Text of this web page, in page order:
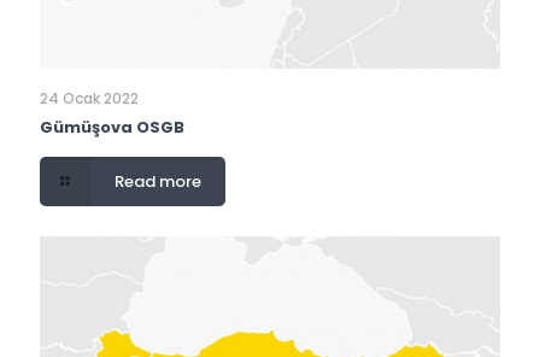
24 Ocak 2022
Gümüşova OSGB
Read more